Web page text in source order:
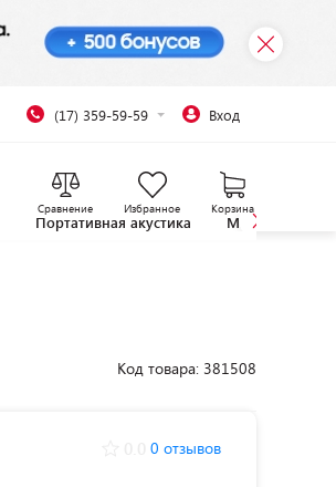
(17) 359-59-59 Вход
Сравнение Избранное Корзина
Портативная акустика
Код товара: 381508
0 отзывов